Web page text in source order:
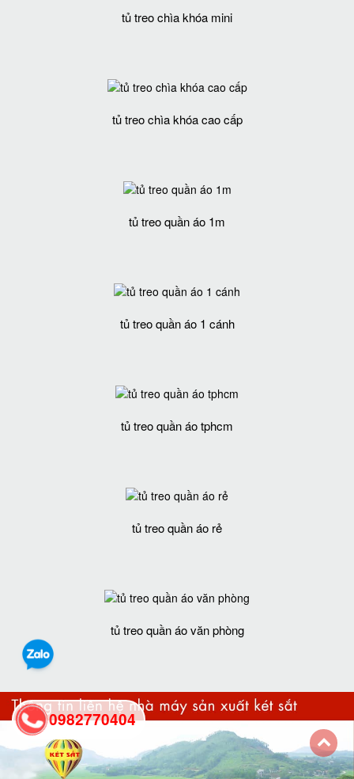
tủ treo chìa khóa mini
tủ treo chìa khóa cao cấp
tủ treo quần áo 1m
tủ treo quần áo 1 cánh
tủ treo quần áo tphcm
tủ treo quần áo rẻ
tủ treo quần áo văn phòng
0982770404
back